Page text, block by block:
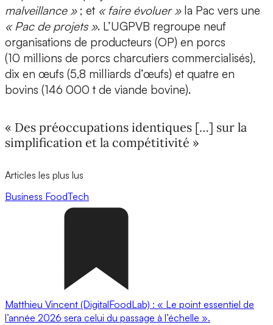
malveillance » ; et « faire évoluer » la Pac vers une
« Pac de projets ». L’UGPVB regroupe neuf
organisations de producteurs (OP) en porcs
(10 millions de porcs charcutiers commercialisés),
dix en œufs (5,8 milliards d’œufs) et quatre en
bovins (146 000 t de viande bovine).
« Des préoccupations identiques […] sur la
simplification et la compétitivité »
Articles les plus lus
Business FoodTech
Matthieu Vincent (DigitalFoodLab) : « Le point essentiel de
l’année 2026 sera celui du passage à l’échelle ».